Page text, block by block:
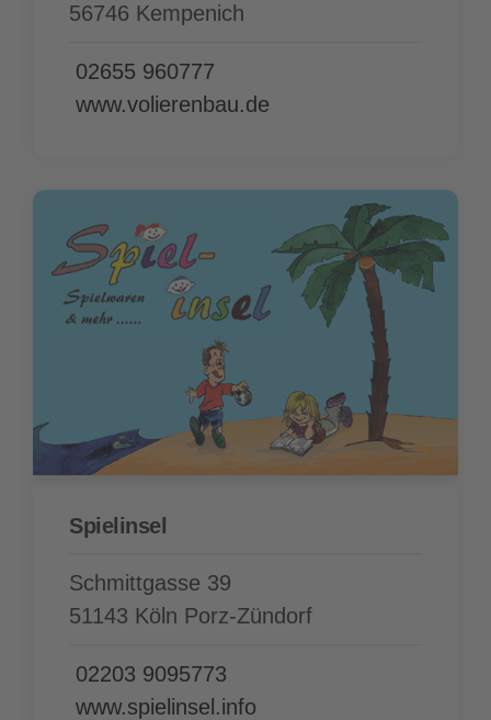
56746 Kempenich
02655 960777
www.volierenbau.de
Spielinsel
Schmittgasse 39
51143 Köln Porz-Zündorf
02203 9095773
www.spielinsel.info